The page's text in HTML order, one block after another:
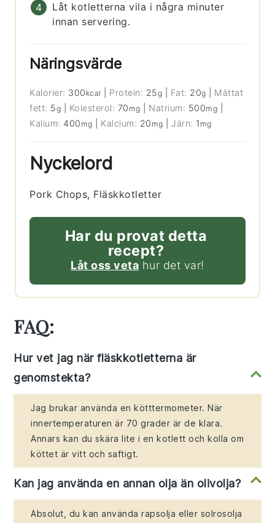
Låt kotletterna vila i några minuter
innan servering.
Näringsvärde
Kalorier: 300 kcal Protein: 25g Fat: 20g
Mättat
fett: 5g Kolesterol: 70 mg Natrium: 500mg
Kalium: 400 mg Kalcium: 20 mg |Järn: 1 mg
Nyckelord
Pork Chops, Fläskkotletter
Har du provat detta
recept?
Låt oss veta hur det var!
FAQ:
Hur vet jag när fläskkotletterna är
genomstekta?
Jag brukar använda en kötttermometer. När
innertemperaturen är 70 grader är de klara.
Annars kan du skära lite i en kotlett och kolla om
köttet är vitt och saftigt.
Kan jag använda en annan olja än olivolja?
Absolut, du kan använda rapsolja eller solrosolja